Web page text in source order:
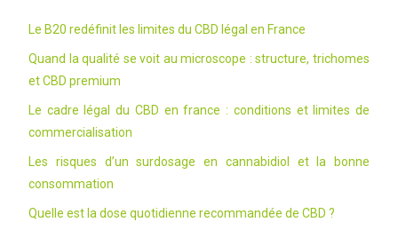
Le B20 redéfinit les limites du CBD légal en France
Quand la qualité se voit au microscope : structure, trichomes
et CBD premium
Le cadre légal du CBD en france : conditions et limites de
commercialisation
Les risques d’un surdosage en cannabidiol et la bonne
consommation
Quelle est la dose quotidienne recommandée de CBD ?